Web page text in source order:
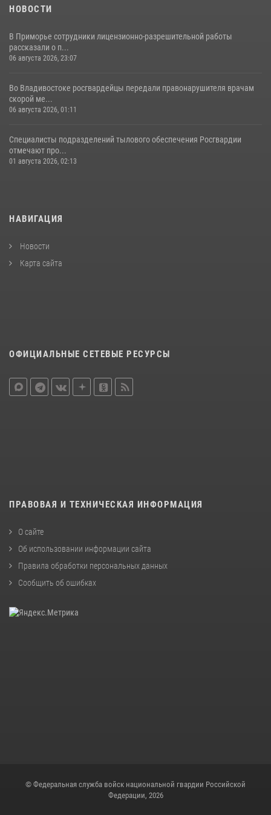
НОВОСТИ
В Приморье сотрудники лицензионно-разрешительной работы
рассказали о п...
06 августа 2026, 23:07
Во Владивостоке росгвардейцы передали правонарушителя врачам
скорой ме...
06 августа 2026, 01:11
Специалисты подразделений тылового обеспечения Росгвардии
отмечают про...
01 августа 2026, 02:13
НАВИГАЦИЯ
Новости
Карта сайта
ОФИЦИАЛЬНЫЕ СЕТЕВЫЕ РЕСУРСЫ
ПРАВОВАЯ И ТЕХНИЧЕСКАЯ ИНФОРМАЦИЯ
О сайте
Об использовании информации сайта
Правила обработки персональных данных
Сообщить об ошибках
© Федеральная служба войск национальной гвардии Российской
Федерации, 2026